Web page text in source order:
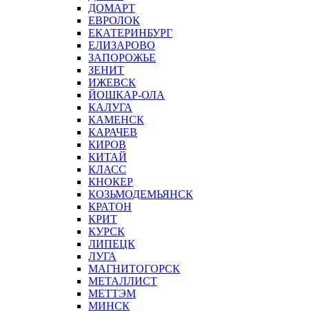
ДОМАРТ
ЕВРОЛОК
ЕКАТЕРИНБУРГ
ЕЛИЗАРОВО
ЗАПОРОЖЬЕ
ЗЕНИТ
ИЖЕВСК
ЙОШКАР-ОЛА
КАЛУГА
КАМЕНСК
КАРАЧЕВ
КИРОВ
КИТАЙ
КЛАСС
КНОКЕР
КОЗЬМОДЕМЬЯНСК
КРАТОН
КРИТ
КУРСК
ЛИПЕЦК
ЛУГА
МАГНИТОГОРСК
МЕТАЛЛИСТ
МЕТТЭМ
МИНСК